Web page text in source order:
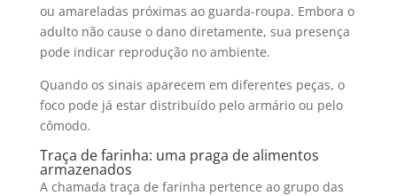
ou amareladas próximas ao guarda-roupa. Embora o
adulto não cause o dano diretamente, sua presença
pode indicar reprodução no ambiente.
Quando os sinais aparecem em diferentes peças, o
foco pode já estar distribuído pelo armário ou pelo
cômodo.
Traça de farinha: uma praga de alimentos
armazenados
A chamada traça de farinha pertence ao grupo das